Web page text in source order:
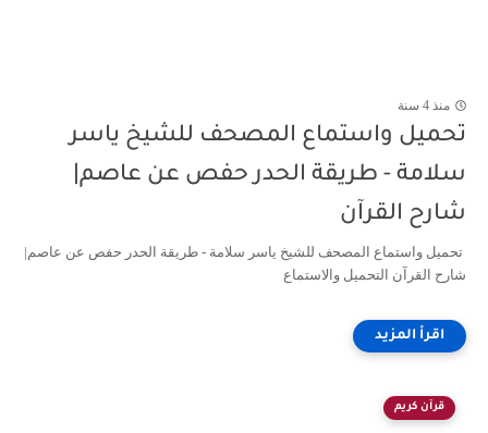
منذ 4 سنة
تحميل واستماع المصحف للشيخ ياسر
سلامة - طريقة الحدر حفص عن عاصم|
شارح القرآن
تحميل واستماع المصحف للشيخ ياسر سلامة - طريقة الحدر حفص عن عاصم|
شارح القرآن التحميل والاستماع
قرآن كريم